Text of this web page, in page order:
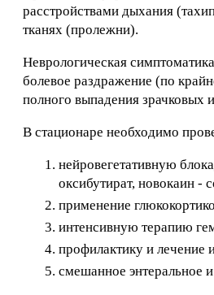
расстройствами дыхания
тканях (пролежни).
Неврологическая
болевое раздражение (по
полного выпадения зрачковых
В стационаре необходимо
нейровегетативную
оксибутират, новокаин -
применение
интенсивную терапию
профилактику и
смешанное энтеральное